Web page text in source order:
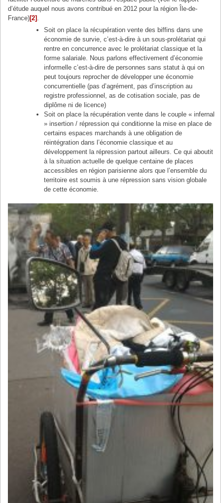
d’étude auquel nous avons contribué en 2012 pour la région Île-de-
France)[2]
Soit on place la récupération vente des biffins dans une
économie de survie, c’est-à-dire à un sous-prolétariat qui
rentre en concurrence avec le prolétariat classique et la
forme salariale. Nous parlons effectivement d’économie
informelle c’est-à-dire de personnes sans statut à qui on
peut toujours reprocher de développer une économie
concurrentielle (pas d’agrément, pas d’inscription au
registre professionnel, as de cotisation sociale, pas de
diplôme ni de licence)
Soit on place la récupération vente dans le couple « infernal
» insertion / répression qui conditionne la mise en place de
certains espaces marchands à une obligation de
réintégration dans l’économie classique et au
développement la répression partout ailleurs. Ce qui aboutit
à la situation actuelle de quelque centaine de places
accessibles en région parisienne alors que l’ensemble du
territoire est soumis à une répression sans vision globale
de cette économie.